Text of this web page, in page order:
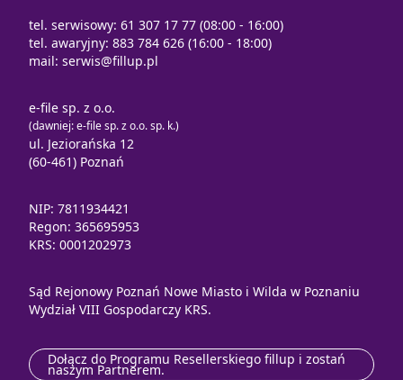
tel. serwisowy: 61 307 17 77 (08:00 - 16:00)
tel. awaryjny: 883 784 626 (16:00 - 18:00)
mail: serwis@fillup.pl
e-file sp. z o.o.
(dawniej: e-file sp. z o.o. sp. k.)
ul. Jeziorańska 12
(60-461) Poznań
NIP: 7811934421
Regon: 365695953
KRS: 0001202973
Sąd Rejonowy Poznań Nowe Miasto i Wilda w Poznaniu
Wydział VIII Gospodarczy KRS.
Dołącz do Programu Resellerskiego fillup i zostań
naszym Partnerem.